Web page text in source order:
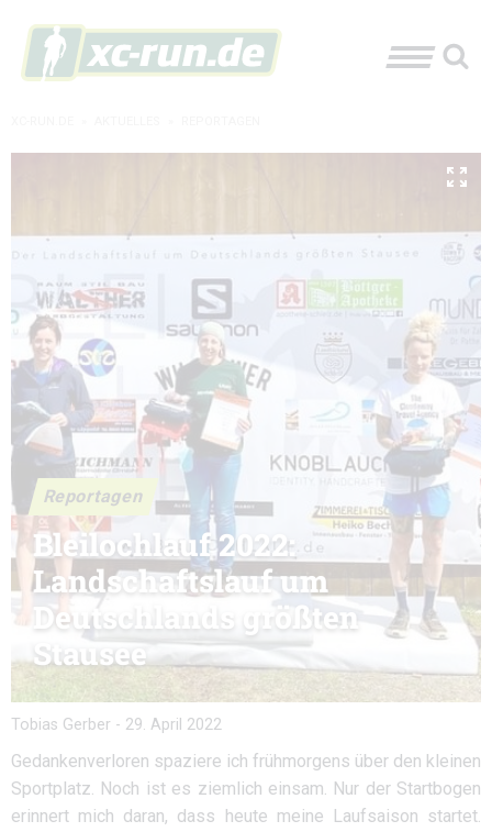
Reportagen
Bleilochlauf 2022:
Landschaftslauf um
Deutschlands größten
Stausee
Tobias Gerber - 29. April 2022
Gedankenverloren spaziere ich frühmorgens über den kleinen
Sportplatz. Noch ist es ziemlich einsam. Nur der Startbogen
erinnert mich daran, dass heute meine Laufsaison startet.